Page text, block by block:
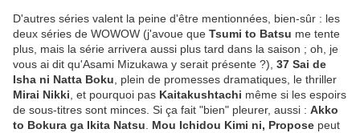
D'autres séries valent la peine d'être mentionnées, bien-sûr : les
deux séries de WOWOW (j'avoue que Tsumi to Batsu me tente
plus, mais la série arrivera aussi plus tard dans la saison ; oh, je
vous ai dit qu'Asami Mizukawa y serait présente ?), 37 Sai de
Isha ni Natta Boku , plein de promesses dramatiques, le thriller
Mirai Nikki , et pourquoi pas Kaitakushtachi même si les espoirs
de sous-titres sont minces. Si ça fait "bien" pleurer, aussi : Akko
to Bokura ga Ikita Natsu
Mou Ichidou Kimi ni, Propose peut